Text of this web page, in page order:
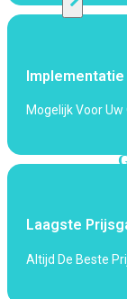
5
Mogelijk Voor
Laagste
Altijd De Beste